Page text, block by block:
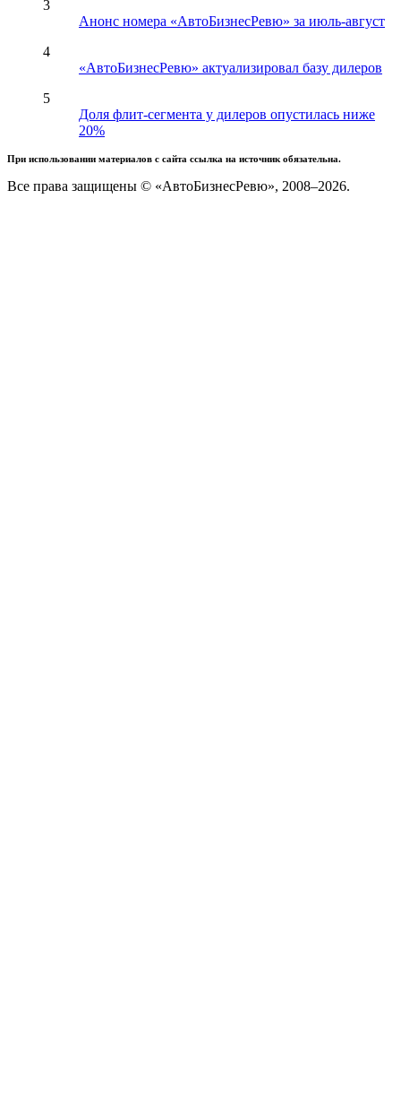
3
Анонс номера «АвтоБизнесРевю» за июль-август
4
«АвтоБизнесРевю» актуализировал базу дилеров
5
Доля флит-сегмента у дилеров опустилась ниже
20%
При использовании материалов с сайта ссылка на источник обязательна.
Все права защищены © «АвтоБизнесРевю», 2008–2026.